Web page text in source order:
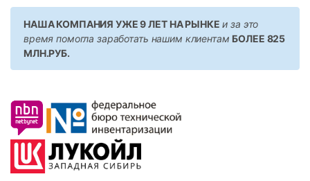
НАША КОМПАНИЯ УЖЕ 9 ЛЕТ НА РЫНКЕ и за это
время помогла заработать нашим клиентам БОЛЕЕ 825
МЛН.РУБ.